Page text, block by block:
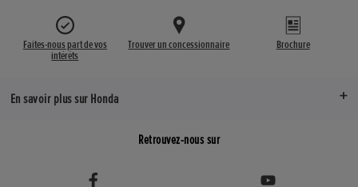
Faites-nous part de vos
intérêts
Trouver un concessionnaire Brochure
En savoir plus sur Honda
Retrouvez-nous sur